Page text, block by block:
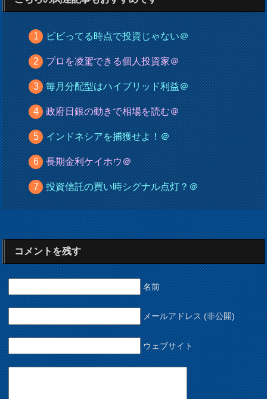
ビビってる時点で投資じゃない＠
プロを凌駕できる個人投資家＠
毎月分配型はハイブリッド利益＠
政府日銀の動きで相場を読む＠
インドネシアを捕獲せよ！＠
長期金利ケイホウ＠
投資信託の買い時シグナル点灯？＠
コメントを残す
名前
メールアドレス (非公開)
ウェブサイト